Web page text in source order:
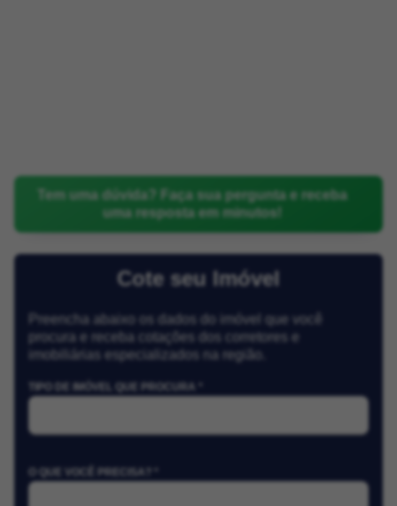
Tem uma dúvida? Faça sua pergunta e receba
uma resposta em minutos!
Cote seu Imóvel
Preencha abaixo os dados do imóvel que você
procura e receba cotações dos corretores e
imobiliárias especializados na região.
TIPO DE IMÓVEL QUE PROCURA *
O QUE VOCÊ PRECISA? *